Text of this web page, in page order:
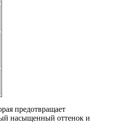
предотвращает
насыщенный оттенок и